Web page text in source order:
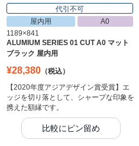
代引不可
屋内用
A0
1189×841
ALUMIUM SERIES 01 CUT A0 マット
ブラック 屋内用
¥28,380 （税込）
【2020年度アジアデザイン賞受賞】エ
ッジを切り落として、シャープな印象を
携えた額縁です。
比較にピン留め